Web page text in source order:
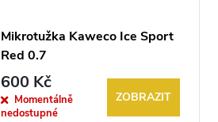
Mikrotužka Kaweco Ice Sport
Red 0.7
600 Kč
Momentálně
nedostupné
ZOBRAZIT